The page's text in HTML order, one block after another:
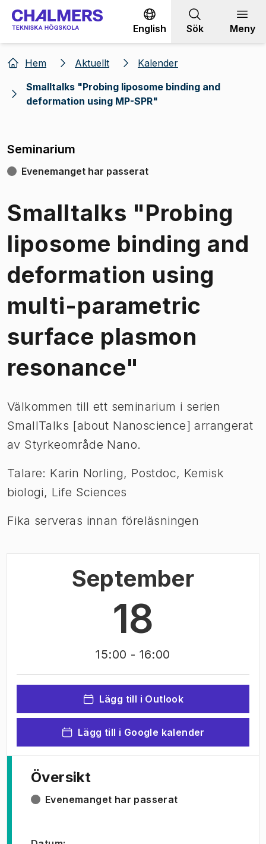
Gå till innehållet
English Sök Meny
Hem Aktuellt
Kalender
Smalltalks "Probing liposome binding and
deformation using MP-SPR"
Seminarium
Evenemanget har passerat
Smalltalks "Probing
liposome binding and
deformation using
multi-parametric
surface plasmon
resonance"
Välkommen till ett seminarium i serien
SmallTalks [about Nanoscience] arrangerat
av Styrkeområde Nano.
Talare: Karin Norling, Postdoc, Kemisk
biologi, Life Sciences
Fika serveras innan föreläsningen
September
18
15:00 - 16:00
Lägg till i Outlook
Lägg till i Google kalender
Översikt
Evenemanget har passerat